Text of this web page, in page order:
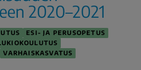
2020–2021
ESI- JA PERUSOPETUS
VARHAISKASVATUS